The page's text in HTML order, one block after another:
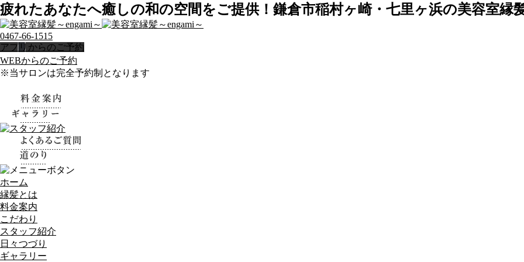
疲れたあなたへ癒しの和の空間をご提供！鎌倉市稲村ヶ崎・七里ヶ浜の美容室縁
0467-66-1515
アプリからのご予約
WEBからのご予約
※当サロンは完全予約制となります
ホーム
縁髪とは
料金案内
こだわり
スタッフ紹介
日々つづり
ギャラリー